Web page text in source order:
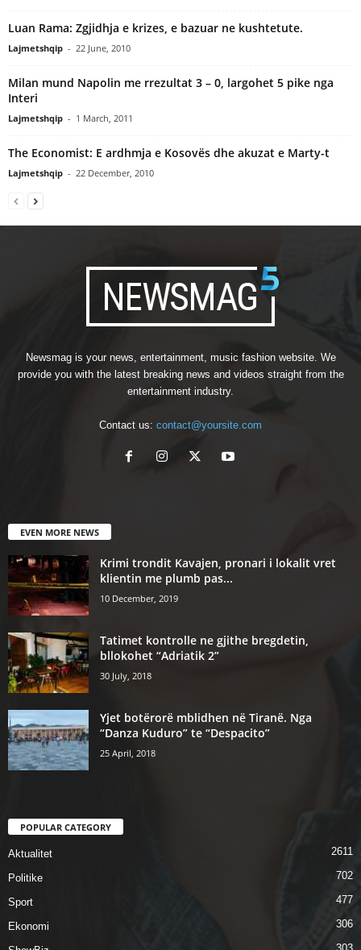
Luan Rama: Zgjidhja e krizes, e bazuar ne kushtetute.
Lajmetshqip - 22 June, 2010
Milan mund Napolin me rrezultat 3 – 0, largohet 5 pike nga
Interi
Lajmetshqip - 1 March, 2011
The Economist: E ardhmja e Kosovës dhe akuzat e Marty-t
Lajmetshqip - 22 December, 2010
Newsmag is your news, entertainment, music fashion website. We
provide you with the latest breaking news and videos straight from the
entertainment industry.
Contact us: contact@yoursite.com
EVEN MORE NEWS
Krimi trondit Kavajen, pronari i lokalit vret
klientin me plumb pas...
10 December, 2019
Tatimet kontrolle ne gjithe bregdetin,
bllokohet “Adriatik 2”
30 July, 2018
Yjet botërorë mblidhen në Tiranë. Nga
“Danza Kuduro” te “Despacito”
25 April, 2018
POPULAR CATEGORY
Aktualitet 2611
Politike 702
Sport 477
Ekonomi 306